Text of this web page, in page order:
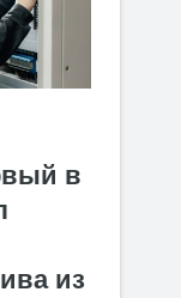
в
из